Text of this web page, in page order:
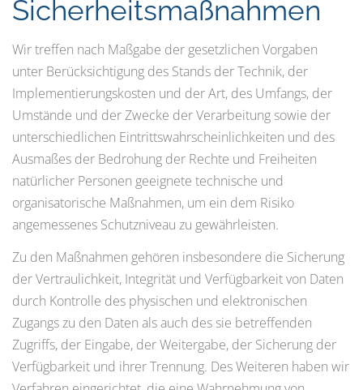
Sicherheitsmaßnahmen
Wir treffen nach Maßgabe der gesetzlichen Vorgaben
unter Berücksichtigung des Stands der Technik, der
Implementierungskosten und der Art, des Umfangs, der
Umstände und der Zwecke der Verarbeitung sowie der
unterschiedlichen Eintrittswahrscheinlichkeiten und des
Ausmaßes der Bedrohung der Rechte und Freiheiten
natürlicher Personen geeignete technische und
organisatorische Maßnahmen, um ein dem Risiko
angemessenes Schutzniveau zu gewährleisten.
Zu den Maßnahmen gehören insbesondere die Sicherung
der Vertraulichkeit, Integrität und Verfügbarkeit von Daten
durch Kontrolle des physischen und elektronischen
Zugangs zu den Daten als auch des sie betreffenden
Zugriffs, der Eingabe, der Weitergabe, der Sicherung der
Verfügbarkeit und ihrer Trennung. Des Weiteren haben wir